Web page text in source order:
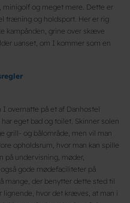
minigolf og meget mere. Dette er
træning og holdsport. Her er rig
kampånden, grine over skæve
uanset, om I kommer som en
overnatte på et af Danhostel
eget bad og toilet. Skinner solen
grill- og bålområde, men vil man
opholdsrum, hvor man kan spille
på undervisning, møder,
gode mødefaciliteter på
mange, der benytter dette sted til
hvor det kræves, at man i